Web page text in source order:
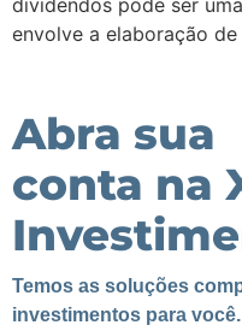
dividendos pode ser
envolve a elaboração
Abra sua
conta na
Temos as soluções
investimentos para